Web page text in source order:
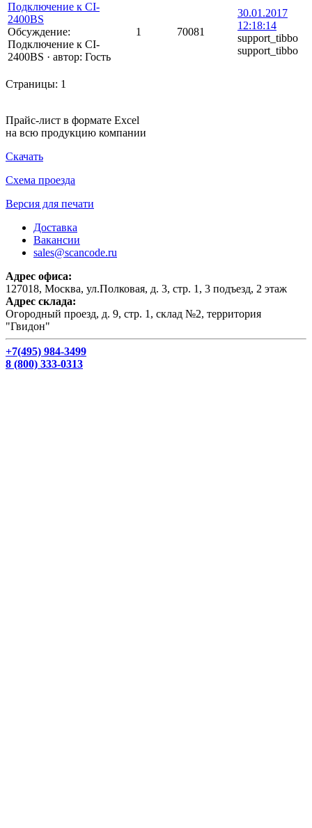
Подключение к CI-
2400BS
Обсуждение:
Подключение к CI-
2400BS · автор: Гость
1 70081
30.01.2017
12:18:14
support_tibbo
support_tibbo
Страницы: 1
Прайс-лист в формате Excel
на всю продукцию компании
Скачать
Схема проезда
Версия для печати
Доставка
Вакансии
sales@scancode.ru
Адрес офиса:
127018, Москва, ул.Полковая, д. 3, стр. 1, 3 подъезд, 2 этаж
Адрес склада:
Огородный проезд, д. 9, стр. 1, склад №2, территория
"Гвидон"
+7(495) 984-3499
8 (800) 333-0313